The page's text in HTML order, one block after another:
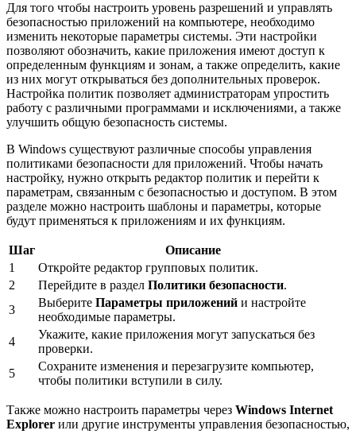
Для того чтобы настроить уровень разрешений и управлять
безопасностью приложений на компьютере, необходимо
изменить некоторые параметры системы. Эти настройки
позволяют обозначить, какие приложения имеют доступ к
определенным функциям и зонам, а также определить, какие
из них могут открываться без дополнительных проверок.
Настройка политик позволяет администраторам упростить
работу с различными программами и исключениями, а также
улучшить общую безопасность системы.
В Windows существуют различные способы управления
политиками безопасности для приложений. Чтобы начать
настройку, нужно открыть редактор политик и перейти к
параметрам, связанным с безопасностью и доступом. В этом
разделе можно настроить шаблоны и параметры, которые
будут применяться к приложениям и их функциям.
Шаг
Описание
1
Откройте редактор групповых политик.
2
Перейдите в раздел Политики безопасности.
3
Выберите Параметры приложений и настройте
необходимые параметры.
4
Укажите, какие приложения могут запускаться без
проверки.
5
Сохраните изменения и перезагрузите компьютер,
чтобы политики вступили в силу.
Также можно настроить параметры через Windows Internet
Explorer или другие инструменты управления безопасностью,